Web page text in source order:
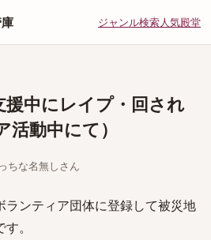
ジャンル検索人気殿堂
援中にレイプ・回され
動中にて）
な名無しさん
ランティア団体に登録して被災地
。